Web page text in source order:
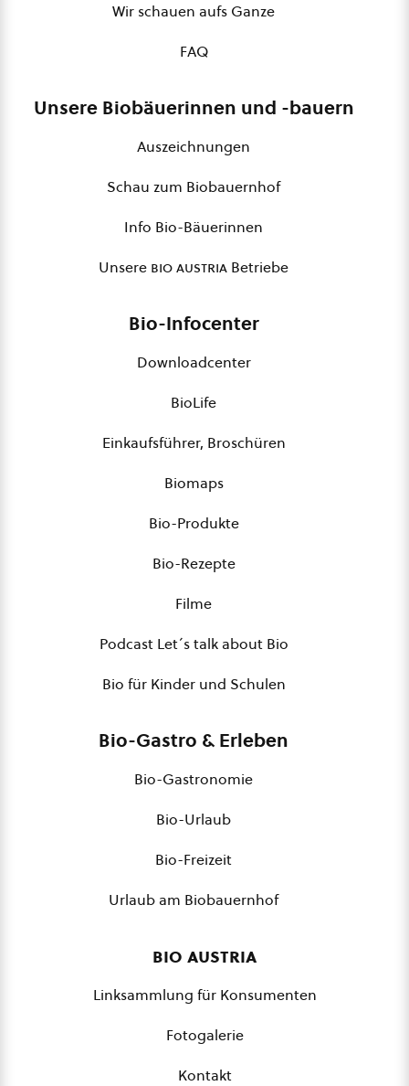
Wir schauen aufs Ganze
FAQ
Unsere Biobäuerinnen und -bauern
Auszeichnungen
Schau zum Biobauernhof
Info Bio-Bäuerinnen
Unsere bio austria Betriebe
Bio-Infocenter
Downloadcenter
BioLife
Einkaufsführer, Broschüren
Biomaps
Bio-Produkte
Bio-Rezepte
Filme
Podcast Let´s talk about Bio
Bio für Kinder und Schulen
Bio-Gastro & Erleben
Bio-Gastronomie
Bio-Urlaub
Bio-Freizeit
Urlaub am Biobauernhof
bio austria
Linksammlung für Konsumenten
Fotogalerie
Kontakt